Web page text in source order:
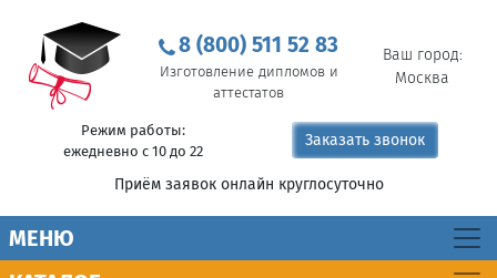
8 (800) 511 52 83
Изготовление дипломов и
аттестатов
Ваш город:
Москва
Режим работы:
ежедневно с 10 до 22
Заказать звонок
Приём заявок онлайн круглосуточно
MEНЮ